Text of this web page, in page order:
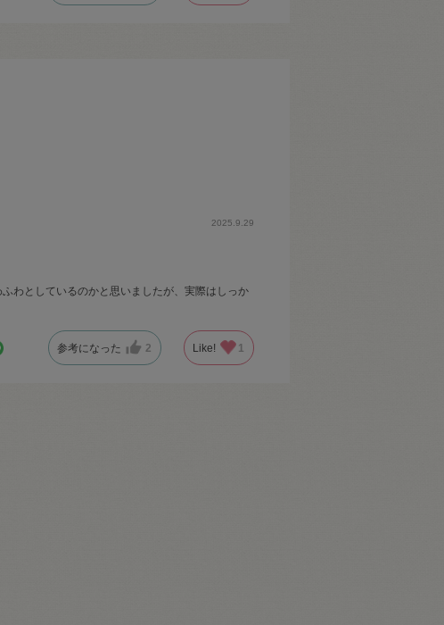
2025.9.29
わとしているのかと思いましたが、実際はしっか
参考になった 2 Like! 1